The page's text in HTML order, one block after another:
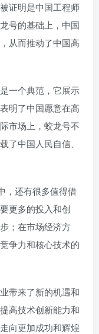
证明是中国工程师
号的基础上，中国
从而推动了中国高
一个典范，它展示
明了中国愿意在高
市场上，蛟龙号不
了中国人民自信、
，还有很多值得借
更多的投入和创
；在市场经济方
争力和核心技术的
带来了新的机遇和
高技术创新能力和
向更加成功和辉煌